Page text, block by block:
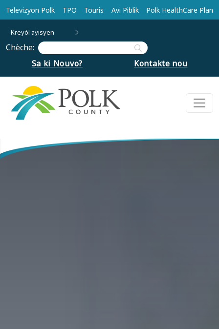
Ale nan kontni prensipal la
Televizyon Polk TPO Touris Avi Piblik Polk HealthCare Plan
Kreyòl ayisyen
Chèche:
Sa ki Nouvo?
Kontakte nou